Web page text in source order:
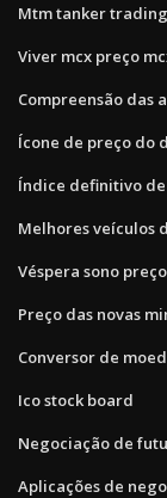
Mtm tanker
Viver mcx preço
Compreensão das
Ícone de preço do
Índice definitivo
Melhores veículos
Véspera sono
Preço das novas
Conversor de
Ico stock board
Negociação de
Aplicações de